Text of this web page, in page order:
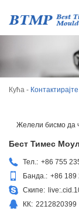
Кућа -
Желели бисмо да
Бест Тимес
Тел.: +86 755
Банда.: +86 189
Скипе:
КК: 2212820399